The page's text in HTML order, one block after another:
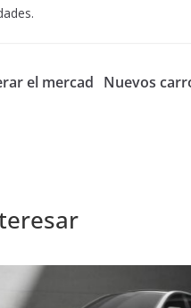
el mercad Nuevos